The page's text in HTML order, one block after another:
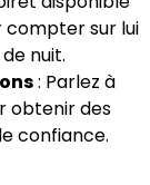
sur lui
nuit.
: Parlez à
obtenir des
confiance.